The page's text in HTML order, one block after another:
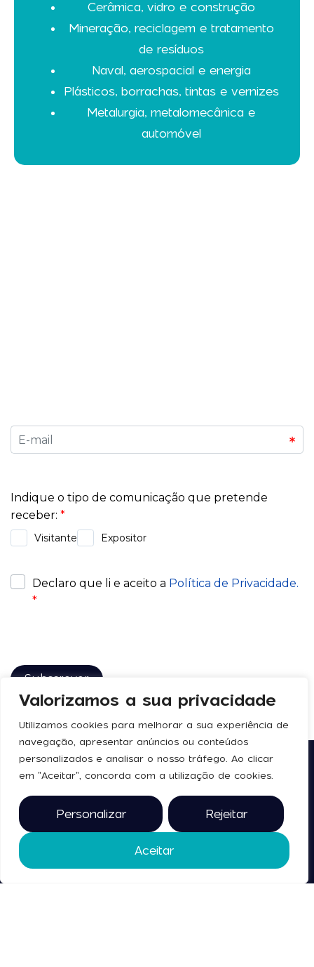
Valorizamos a sua privacidade
Utilizamos cookies para melhorar a sua experiência de
navegação, apresentar anúncios ou conteúdos
personalizados e analisar o nosso tráfego. Ao clicar
em "Aceitar", concorda com a utilização de cookies.
Personalizar Rejeitar
Aceitar
Cerâmica, vidro e construção
Mineração, reciclagem e tratamento
de resíduos
Naval, aerospacial e energia
Plásticos, borrachas, tintas e vernizes
Metalurgia, metalomecânica e
automóvel
Siga-nos
Contacte-
nos
Legal
Política de Privacidade
Termos e Condições